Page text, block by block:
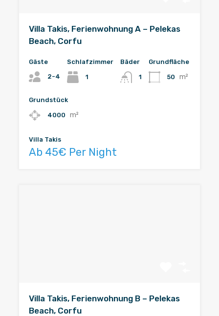
Villa Takis, Ferienwohnung A – Pelekas
Beach, Corfu
Gäste
2-4
Schlafzimmer
1
Bäder
1
Grundfläche
50 m²
Grundstück
4000 m²
Villa Takis
Ab 45€ Per Night
Villa Takis, Ferienwohnung B – Pelekas
Beach, Corfu